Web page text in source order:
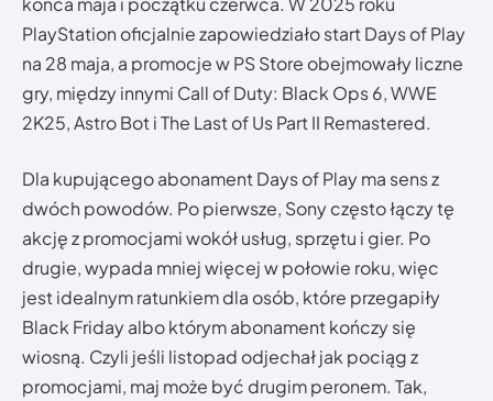
PlayStation oficjalnie zapowiedziało start Days of Play
na 28 maja, a promocje w PS Store obejmowały liczne
gry, między innymi Call of Duty: Black Ops 6, WWE
2K25, Astro Bot i The Last of Us Part II Remastered.
Dla kupującego abonament Days of Play ma sens z
dwóch powodów. Po pierwsze, Sony często łączy tę
akcję z promocjami wokół usług, sprzętu i gier. Po
drugie, wypada mniej więcej w połowie roku, więc
jest idealnym ratunkiem dla osób, które przegapiły
Black Friday albo którym abonament kończy się
wiosną. Czyli jeśli listopad odjechał jak pociąg z
promocjami, maj może być drugim peronem. Tak,